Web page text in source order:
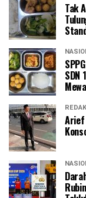
Tak
SDN
Arief